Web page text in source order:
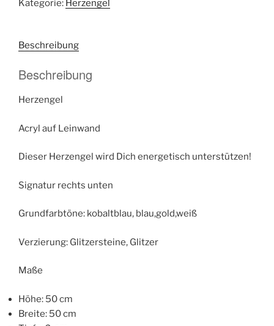
Kategorie: Herzengel
Beschreibung
Beschreibung
Herzengel
Acryl auf Leinwand
Dieser Herzengel wird Dich energetisch unterstützen!
Signatur rechts unten
Grundfarbtöne: kobaltblau, blau,gold,weiß
Verzierung: Glitzersteine, Glitzer
Maße
Höhe: 50 cm
Breite: 50 cm